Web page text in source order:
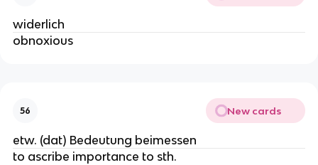
widerlich
obnoxious
56 New cards
etw. (dat) Bedeutung beimessen
to ascribe importance to sth.